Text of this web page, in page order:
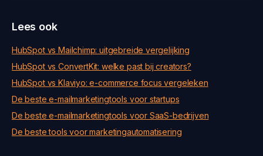
Lees ook
HubSpot vs Mailchimp: uitgebreide vergelijking
HubSpot vs ConvertKit: welke past bij creators?
HubSpot vs Klaviyo: e-commerce focus vergeleken
De beste e-mailmarketingtools voor startups
De beste e-mailmarketingtools voor SaaS-bedrijven
De beste tools voor marketingautomatisering